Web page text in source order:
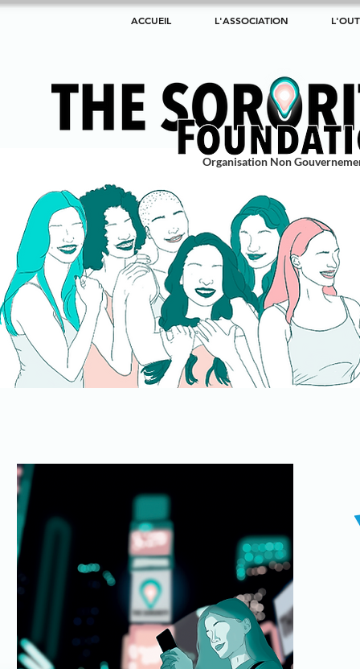
ACCUEIL L'ASSOCIATION
Organisation Non